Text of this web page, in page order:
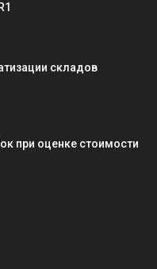
складов
при оценке стоимости